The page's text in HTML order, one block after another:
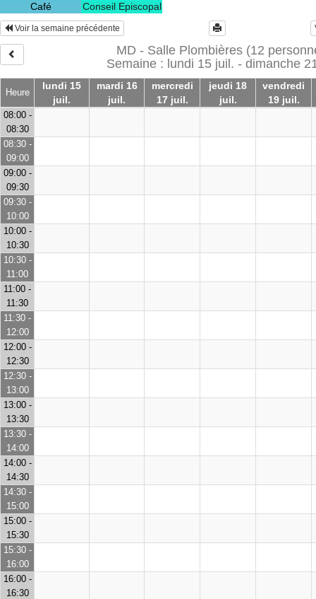
Café
Conseil Episcopal
Heure
lundi 15
juil.
mardi 16
juil.
mercredi
17 juil.
jeudi 18
juil.
vendredi
19 juil.
Voir la semaine précédente
MD - Salle Plombières (12
Semaine : lundi 15 juil. - dimanche
08:00 -
08:30
08:30 -
09:00
09:00 -
09:30
09:30 -
10:00
10:00 -
10:30
10:30 -
11:00
11:00 -
11:30
11:30 -
12:00
12:00 -
12:30
12:30 -
13:00
13:00 -
13:30
13:30 -
14:00
14:00 -
14:30
14:30 -
15:00
15:00 -
15:30
15:30 -
16:00
16:00 -
16:30